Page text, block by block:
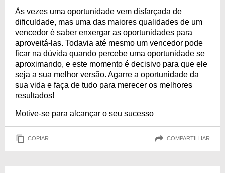
Às vezes uma oportunidade vem disfarçada de
dificuldade, mas uma das maiores qualidades de um
vencedor é saber enxergar as oportunidades para
aproveitá-las. Todavia até mesmo um vencedor pode
ficar na dúvida quando percebe uma oportunidade se
aproximando, e este momento é decisivo para que ele
seja a sua melhor versão. Agarre a oportunidade da
sua vida e faça de tudo para merecer os melhores
resultados!
Motive-se para alcançar o seu sucesso
COPIAR COMPARTILHAR